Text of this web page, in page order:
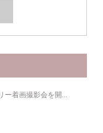
ー着画撮影会を開...